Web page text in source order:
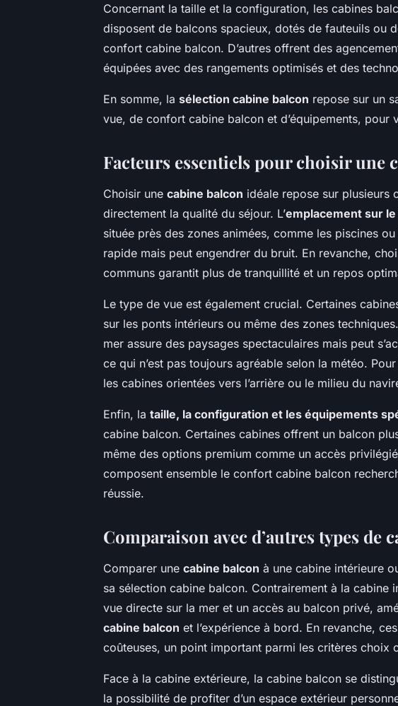
Concernant la taille et la configuration, les cabines
disposent de balcons spacieux, dotés de fauteuils ou
confort cabine balcon. D’autres offrent des
équipées avec des rangements optimisés et des
En somme, la sélection cabine balcon repose sur un
vue, de confort cabine balcon et d’équipements, pour
Facteurs essentiels pour choisir une
Choisir une cabine balcon idéale repose sur plusieurs
directement la qualité du séjour. L’emplacement sur
située près des zones animées, comme les piscines
rapide mais peut engendrer du bruit. En revanche,
communs garantit plus de tranquillité et un repos
Le type de vue est également crucial. Certaines
sur les ponts intérieurs ou même des zones
mer assure des paysages spectaculaires mais peut
ce qui n’est pas toujours agréable selon la météo.
les cabines orientées vers l’arrière ou le milieu du
Enfin, la taille, la configuration et les équipements
cabine balcon. Certaines cabines offrent un balcon
même des options premium comme un accès
composent ensemble le confort cabine balcon
réussie.
Comparaison avec d’autres types de
Comparer une cabine balcon à une cabine intérieure
sa sélection cabine balcon. Contrairement à la cabine
vue directe sur la mer et un accès au balcon privé,
cabine balcon et l’expérience à bord. En revanche,
coûteuses, un point important parmi les critères choix
Face à la cabine extérieure, la cabine balcon se
la possibilité de profiter d’un espace extérieur